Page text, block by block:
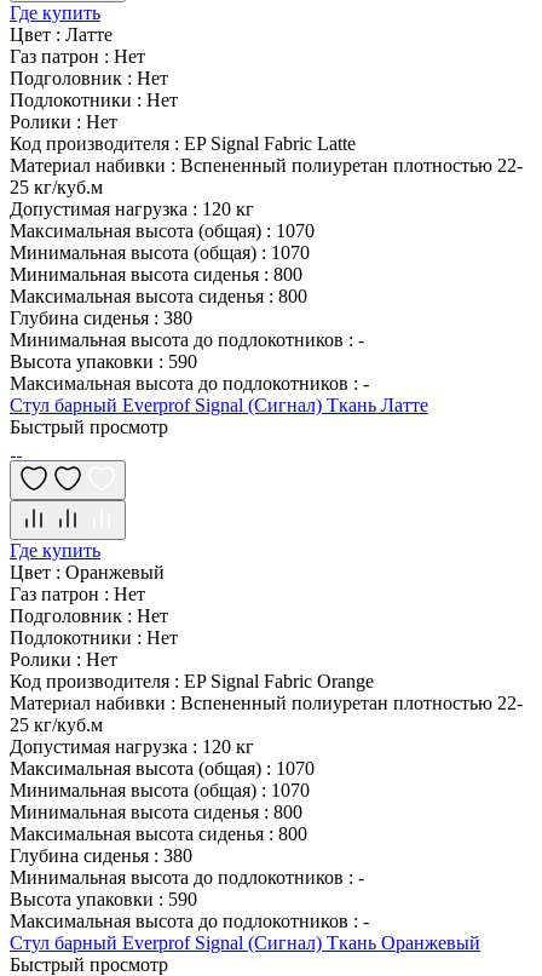
Где купить
Цвет : Латте
Газ патрон : Нет
Подголовник : Нет
Подлокотники : Нет
Ролики : Нет
Код производителя : EP Signal Fabric Latte
Материал набивки : Вспененный полиуретан плотностью 22-
25 кг/куб.м
Допустимая нагрузка : 120 кг
Максимальная высота (общая) : 1070
Минимальная высота (общая) : 1070
Минимальная высота сиденья : 800
Максимальная высота сиденья : 800
Глубина сиденья : 380
Минимальная высота до подлокотников : -
Высота упаковки : 590
Максимальная высота до подлокотников : -
Стул барный Everprof Signal (Сигнал) Ткань Латте
Быстрый просмотр
Где купить
Цвет : Оранжевый
Газ патрон : Нет
Подголовник : Нет
Подлокотники : Нет
Ролики : Нет
Код производителя : EP Signal Fabric Orange
Материал набивки : Вспененный полиуретан плотностью 22-
25 кг/куб.м
Допустимая нагрузка : 120 кг
Максимальная высота (общая) : 1070
Минимальная высота (общая) : 1070
Минимальная высота сиденья : 800
Максимальная высота сиденья : 800
Глубина сиденья : 380
Минимальная высота до подлокотников : -
Высота упаковки : 590
Максимальная высота до подлокотников : -
Стул барный Everprof Signal (Сигнал) Ткань Оранжевый
Быстрый просмотр